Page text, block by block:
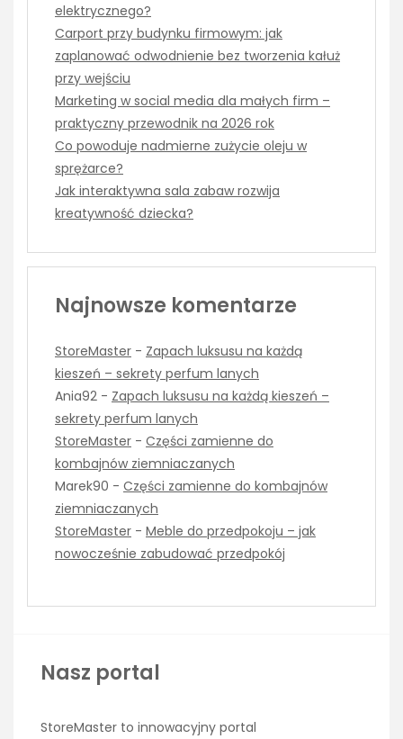
elektrycznego?
Carport przy budynku firmowym: jak
zaplanować odwodnienie bez tworzenia kałuż
przy wejściu
Marketing w social media dla małych firm –
praktyczny przewodnik na 2026 rok
Co powoduje nadmierne zużycie oleju w
sprężarce?
Jak interaktywna sala zabaw rozwija
kreatywność dziecka?
Najnowsze komentarze
StoreMaster - Zapach luksusu na każdą
kieszeń – sekrety perfum lanych
Ania92 - Zapach luksusu na każdą kieszeń –
sekrety perfum lanych
StoreMaster - Części zamienne do
kombajnów ziemniaczanych
Marek90 - Części zamienne do kombajnów
ziemniaczanych
StoreMaster - Meble do przedpokoju – jak
nowocześnie zabudować przedpokój
Nasz portal
StoreMaster to innowacyjny portal